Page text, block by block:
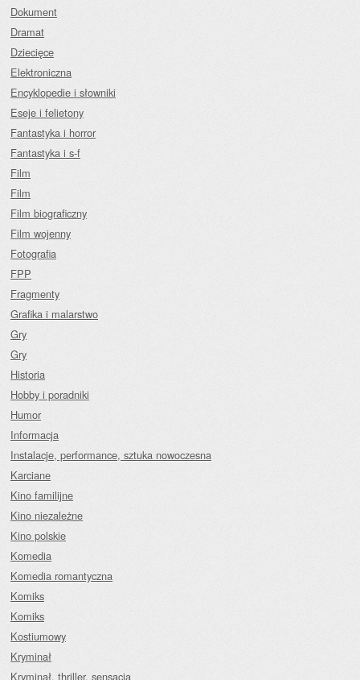
Dokument
Dramat
Dziecięce
Elektroniczna
Encyklopedie i słowniki
Eseje i felietony
Fantastyka i horror
Fantastyka i s-f
Film
Film
Film biograficzny
Film wojenny
Fotografia
FPP
Fragmenty
Grafika i malarstwo
Gry
Gry
Historia
Hobby i poradniki
Humor
Informacja
Instalacje, performance, sztuka nowoczesna
Karciane
Kino familijne
Kino niezależne
Kino polskie
Komedia
Komedia romantyczna
Komiks
Komiks
Kostiumowy
Kryminał
Kryminał, thriller, sensacja